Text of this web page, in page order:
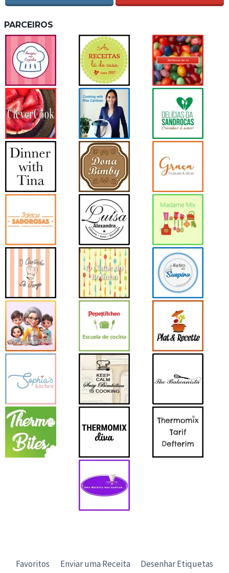
PARCEIROS
Favoritos Enviar uma Receita Desenhar Etiquetas